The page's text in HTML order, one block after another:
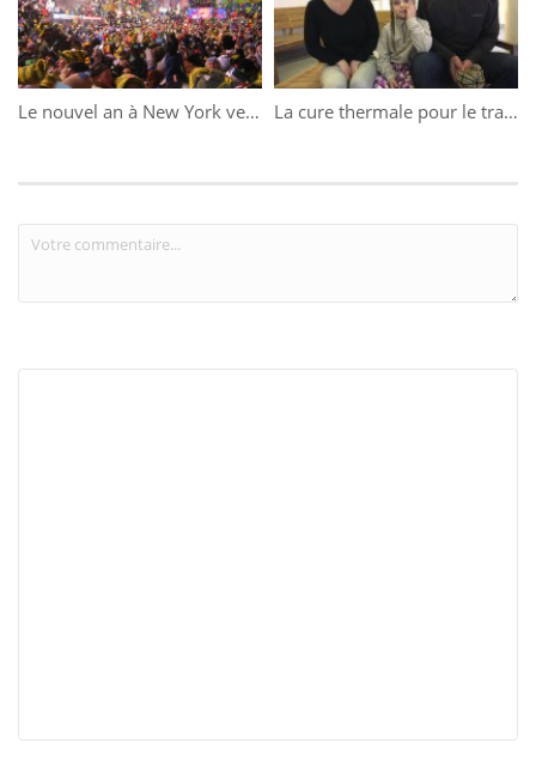
Le nouvel an à New York version time lapse ! La cure thermale pour le traitement des maladies nerveuses